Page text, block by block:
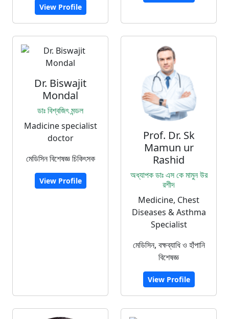
View Profile
Dr. Biswajit
Mondal
ডাঃ বিশ্বজিৎ মন্ডল
Madicine specialist
doctor
মেডিসিন বিশেষজ্ঞ চিকিৎসক
View Profile
Prof. Dr. Sk
Mamun ur
Rashid
অধ্যাপক ডাঃ এস কে মামুন উর
রশীদ
Medicine, Chest
Diseases & Asthma
Specialist
মেডিসিন, বক্ষব্যাধি ও হাঁপানি
বিশেষজ্ঞ
View Profile